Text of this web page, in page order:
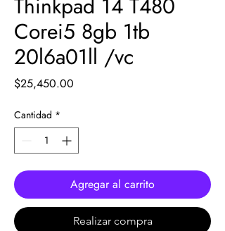
Corei5 8gb 1tb
20l6a01ll /vc
$25,450.00
Cantidad *
Agregar al carrito
Realizar compra